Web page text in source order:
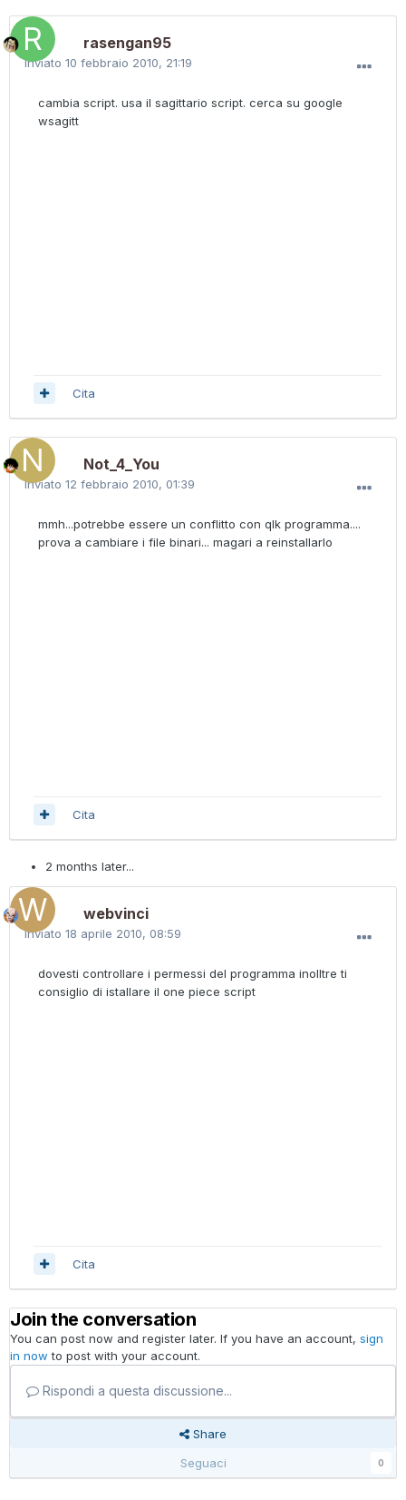
rasengan95
Inviato 10 febbraio 2010, 21:19
cambia script. usa il sagittario script. cerca su google
wsagitt
Cita
Not_4_You
Inviato 12 febbraio 2010, 01:39
mmh...potrebbe essere un conflitto con qlk programma....
prova a cambiare i file binari... magari a reinstallarlo
Cita
2 months later...
webvinci
Inviato 18 aprile 2010, 08:59
dovesti controllare i permessi del programma inolltre ti
consiglio di istallare il one piece script
Cita
Join the conversation
You can post now and register later. If you have an account, sign
in now to post with your account.
Rispondi a questa discussione...
Share
Seguaci
0